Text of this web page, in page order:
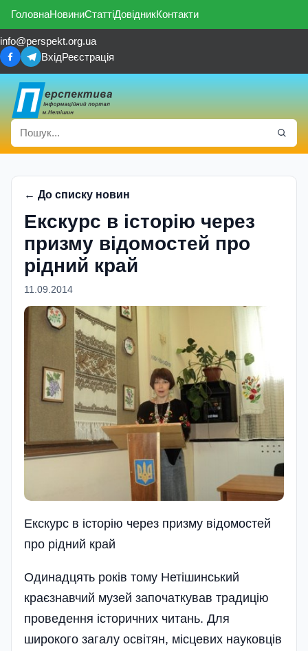
ГоловнаНовиниСтаттіДовідникКонтакти
info@perspekt.org.ua
ВхідРеєстрація
← До списку новин
Екскурс в iсторiю через
призму вiдомостей про
рiдний край
11.09.2014
Екскурс в iсторiю через призму вiдомостей
про рiдний край
Одинадцять років тому Нетішинський
краєзнавчий музей започаткував традицію
проведен­ня історичних читань. Для
широкого загалу осві­тян, місцевих науковців